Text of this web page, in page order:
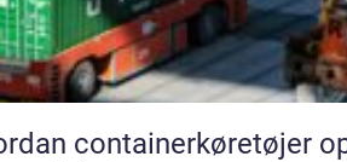
containerkøretøjer